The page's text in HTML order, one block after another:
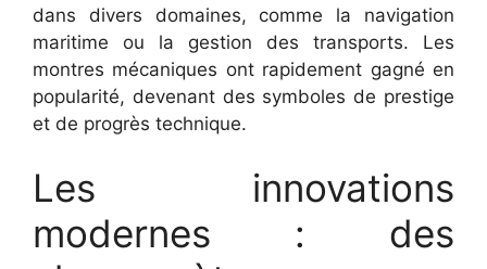
dans divers domaines, comme la navigation
maritime ou la gestion des transports. Les
montres mécaniques ont rapidement gagné en
popularité, devenant des symboles de prestige
et de progrès technique.
Les innovations
modernes : des